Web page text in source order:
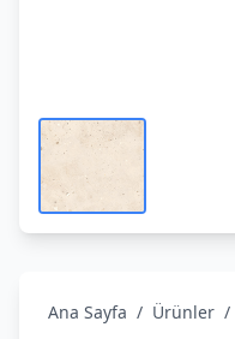
Ana Sayfa / Ürünler /